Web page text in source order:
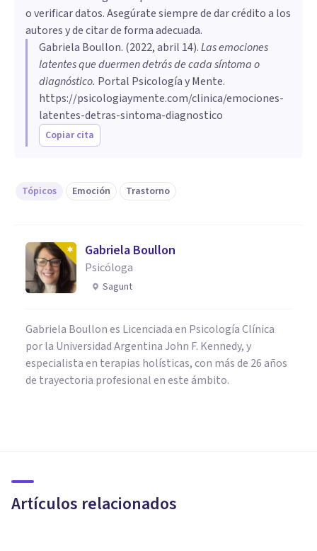
o verificar datos. Asegúrate siempre de dar crédito a los
autores y de citar de forma adecuada.
Gabriela Boullon. (2022, abril 14).Las emociones
latentes que duermen detrás de cada síntoma o
diagnóstico. Portal Psicología y Mente.
https://psicologiaymente.com/clinica/emociones-
latentes-detras-sintoma-diagnostico
Copiar cita
Tópicos Emoción Trastorno
Gabriela Boullon
Psicóloga
Sagunt
Gabriela Boullon es Licenciada en Psicología Clínica
por la Universidad Argentina John F. Kennedy, y
especialista en terapias holísticas, con más de 26 años
de trayectoria profesional en este ámbito.
Artículos relacionados
(TIDP)